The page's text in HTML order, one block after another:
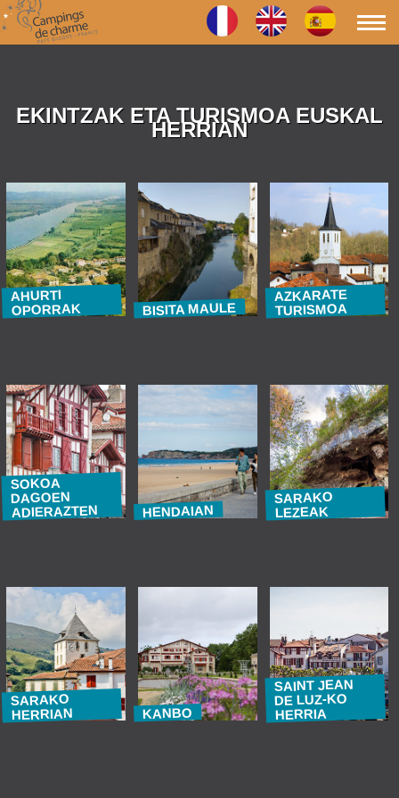
EKINTZAK ETA TURISMOA EUSKAL
HERRIAN
AHURTI
OPORRAK BISITA MAULE
AZKARATE
TURISMOA
SOKOA
DAGOEN
ADIERAZTEN HENDAIAN
SARAKO
LEZEAK
SARAKO
HERRIAN KANBO
SAINT JEAN
DE LUZ-KO
HERRIA